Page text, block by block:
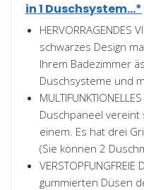
in 1 Duschsystem...*
HERVORRAGENDES
schwarzes Design
Ihrem Badezimmer
Duschsysteme und
Duschpaneel
einem. Es hat drei
(Sie können 2
VERSTOPFUNGFREIE
gummierten Düsen